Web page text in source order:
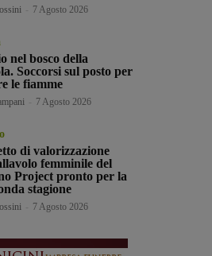
7 Agosto 2026
nel bosco della
Soccorsi sul posto per
le fiamme
7 Agosto 2026
di valorizzazione
femminile del
Project pronto per la
stagione
7 Agosto 2026